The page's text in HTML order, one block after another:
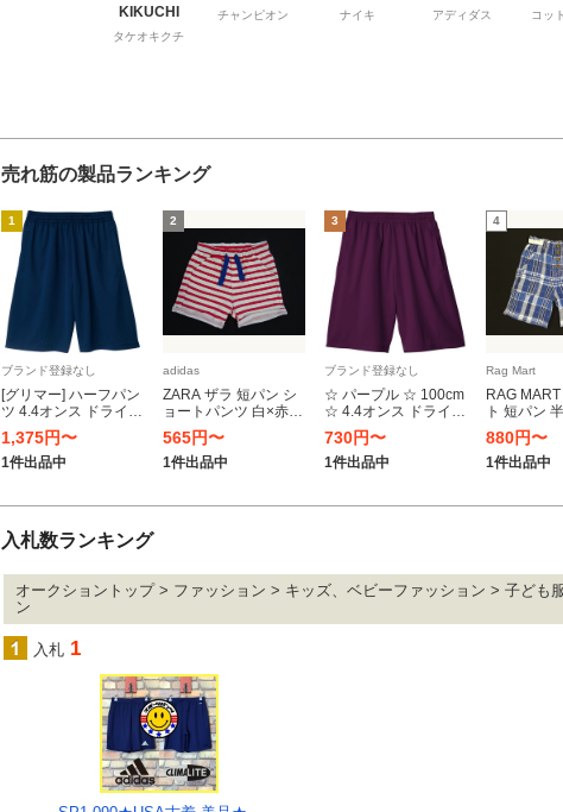
KIKUCHI
タケオキクチ
チャンピオン ナイキ アディダス コッ
売れ筋の製品ランキング
1
ブランド登録なし
[グリマー] ハーフパン
ツ 4.4オンス ドライ
ハーフ パンツ [UVカ
ット] 00325-ACP ネ
イビー 150cm (日本サ
1,375円〜
1件出品中
2
adidas
ZARA ザラ 短パン シ
ョートパンツ 白×赤
ボーダー 男子 女子 キ
ッズ パンツ 春夏
USED 古着 92㎝ 18か
565円〜
1件出品中
3
ブランド登録なし
☆ パープル ☆ 100cm
☆ 4.4オンス ドライハ
ーフパンツ キッズ グ
リマー ドライハーフ
パンツ glimmer
730円〜
1件出品中
4
Rag Mart
RAG
ト 短パン
×青×グレー
男子 キッズ
夏 USED 古
880円〜
1件出品中
入札数ランキング
オークショントップ > ファッション > キッズ、ベビーファッション > 子ども
ン
入札 1